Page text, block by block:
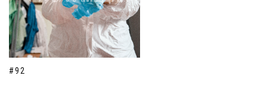
#92